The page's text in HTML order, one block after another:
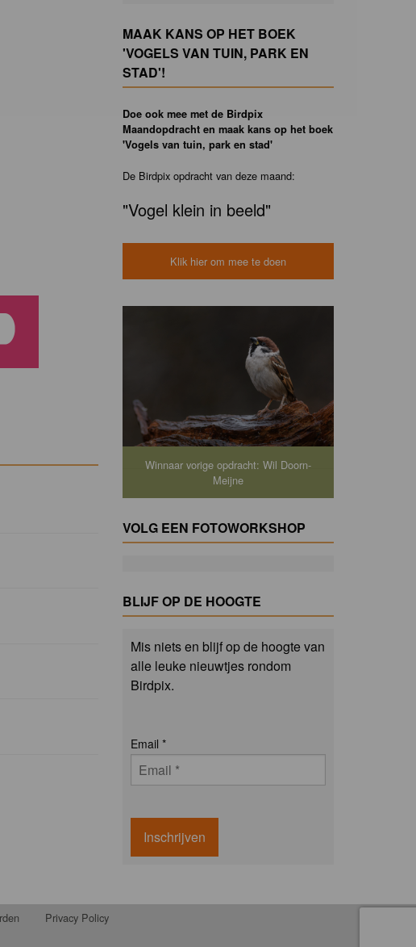
MAAK KANS OP HET BOEK
'VOGELS VAN TUIN, PARK EN
STAD'!
Doe ook mee met de Birdpix
Maandopdracht en maak kans op het boek
'Vogels van tuin, park en stad'
De Birdpix opdracht van deze maand:
"Vogel klein in beeld"
Klik hier om mee te doen
Winnaar vorige opdracht: Wil Doorn-
Meijne
VOLG EEN FOTOWORKSHOP
BLIJF OP DE HOOGTE
Mis niets en blijf op de hoogte van
alle leuke nieuwtjes rondom
Birdpix.
Email *
Inschrijven
Privacy Policy